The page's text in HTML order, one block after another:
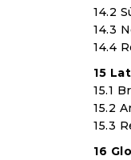
14.2
14.3
14.4
15
15.1
15.2
15.3
16